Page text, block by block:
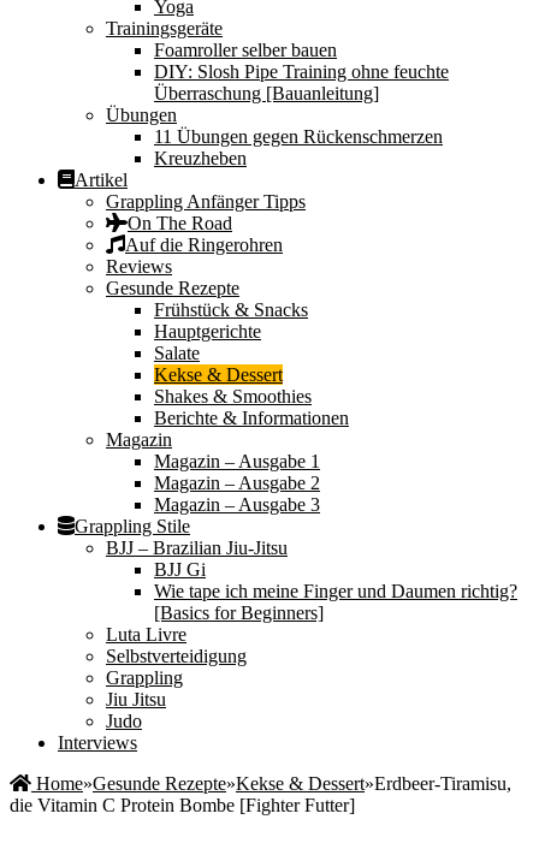
Yoga
Trainingsgeräte
Foamroller selber bauen
DIY: Slosh Pipe Training ohne feuchte
Überraschung [Bauanleitung]
Übungen
11 Übungen gegen Rückenschmerzen
Kreuzheben
Artikel
Grappling Anfänger Tipps
On The Road
Auf die Ringerohren
Reviews
Gesunde Rezepte
Frühstück & Snacks
Hauptgerichte
Salate
Kekse & Dessert
Shakes & Smoothies
Berichte & Informationen
Magazin
Magazin – Ausgabe 1
Magazin – Ausgabe 2
Magazin – Ausgabe 3
Grappling Stile
BJJ – Brazilian Jiu-Jitsu
BJJ Gi
Wie tape ich meine Finger und Daumen richtig?
[Basics for Beginners]
Luta Livre
Selbstverteidigung
Grappling
Jiu Jitsu
Judo
Interviews
Home»Gesunde Rezepte»Kekse & Dessert»Erdbeer-Tiramisu,
die Vitamin C Protein Bombe [Fighter Futter]